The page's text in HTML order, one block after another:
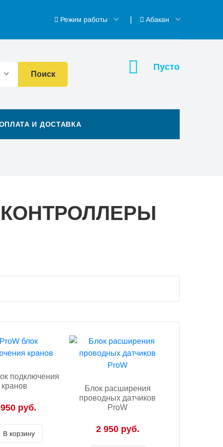
Режим работы Абакан
Поиск
И ДОСТАВКА
Пусто
подключения
кранов
руб.
В корзину
Блок расширения
проводных датчиков
ProW
2 950 руб.